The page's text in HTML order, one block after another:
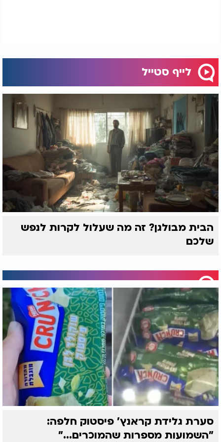
לייף סטייל
הבית מבולגן? זה מה שעלול לקרות לנפש
שלכם
סערת גלידת קראנץ' פיסטוק חלפה:
"השמועות מספרות שהמוכרים..."